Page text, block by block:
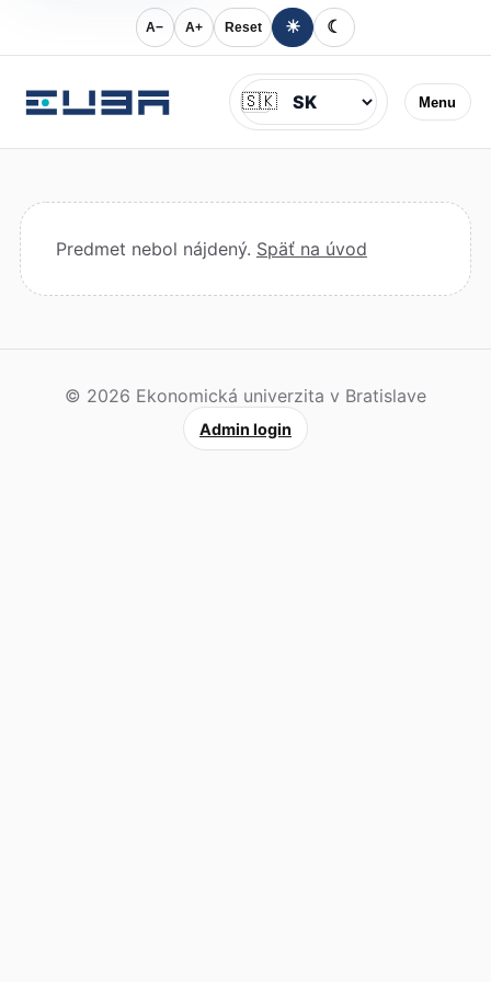
A− A+ Reset ☀ ☾
Menu
Jazyk
🇸🇰
Predmet nebol nájdený. Späť na úvod
© 2026 Ekonomická univerzita v Bratislave
Admin login